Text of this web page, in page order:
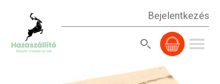
Bejelentkezés